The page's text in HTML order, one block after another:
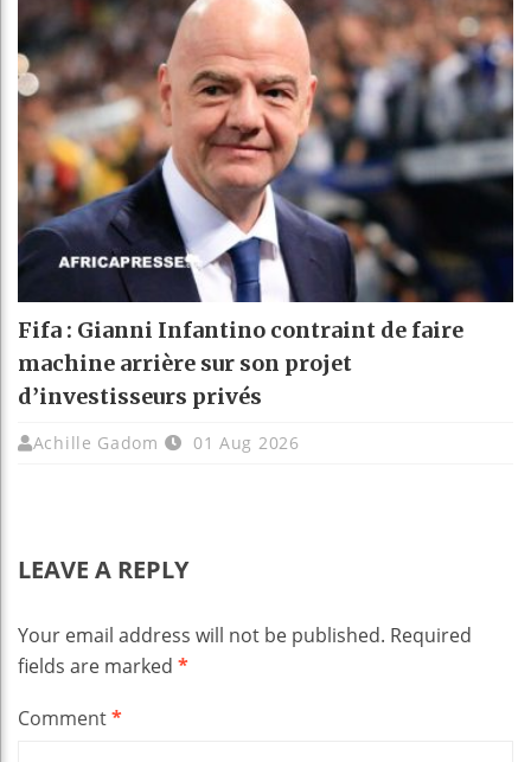
Fifa : Gianni Infantino contraint de faire
machine arrière sur son projet
d’investisseurs privés
Achille Gadom 01 Aug 2026
LEAVE A REPLY
Your email address will not be published. Required
fields are marked *
Comment*